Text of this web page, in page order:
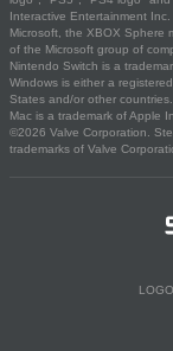
Interactive Entertainment Inc.
Microsoft, the XBOX Sphere
of the Microsoft group of
Nintendo Switch is a
Windows is either a
States and/or other countries.
Mac is a trademark of Apple
©2026 Valve Corporation.
trademarks of Valve